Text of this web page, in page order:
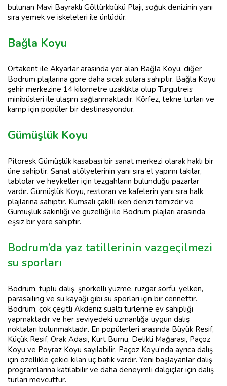
bulunan Mavi Bayraklı Göltürkbükü Plajı, soğuk denizinin yanı
sıra yemek ve iskeleleri ile ünlüdür.
Bağla Koyu
Ortakent ile Akyarlar arasında yer alan Bağla Koyu, diğer
Bodrum plajlarına göre daha sıcak sulara sahiptir. Bağla Koyu
şehir merkezine 14 kilometre uzaklıkta olup Turgutreis
minibüsleri ile ulaşım sağlanmaktadır. Körfez, tekne turları ve
kamp için popüler bir destinasyondur.
Gümüşlük Koyu
Pitoresk Gümüşlük kasabası bir sanat merkezi olarak haklı bir
üne sahiptir. Sanat atölyelerinin yanı sıra el yapımı takılar,
tablolar ve heykeller için tezgahların bulunduğu pazarlar
vardır. Gümüşlük Koyu, restoran ve kafelerin yanı sıra halk
plajlarına sahiptir. Kumsalı çakıllı iken denizi temizdir ve
Gümüşlük sakinliği ve güzelliği ile Bodrum plajları arasında
eşsiz bir yere sahiptir.
Bodrum’da yaz tatillerinin vazgeçilmezi
su sporları
Bodrum, tüplü dalış, şnorkelli yüzme, rüzgar sörfü, yelken,
parasailing ve su kayağı gibi su sporları için bir cennettir.
Bodrum, çok çeşitli Akdeniz sualtı türlerine ev sahipliği
yapmaktadır ve her seviyedeki uzmanlığa uygun dalış
noktaları bulunmaktadır. En popülerleri arasında Büyük Resif,
Küçük Resif, Orak Adası, Kurt Burnu, Delikli Mağarası, Paçoz
Koyu ve Poyraz Koyu sayılabilir. Paçoz Koyu’nda ayrıca dalış
için özellikle çekici kılan üç batık vardır. Yeni başlayanlar dalış
programlarına katılabilir ve daha deneyimli dalgıçlar için dalış
turları mevcuttur.